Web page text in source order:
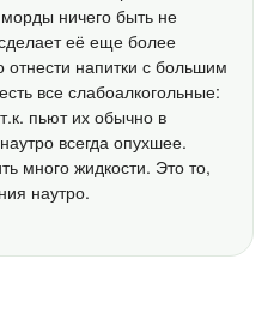
ничего быть не
её еще более
напитки с большим
все слабоалкогольные:
пьют их обычно в
всегда опухшее.
много жидкости. Это то,
наутро.